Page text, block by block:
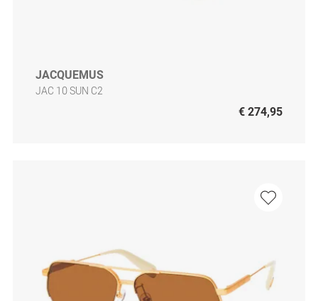
JACQUEMUS
JAC 10 SUN C2
€ 274,95